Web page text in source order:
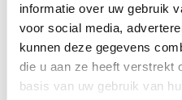
informatie over uw gebruik
voor social media,
kunnen deze gegevens
die u aan ze heeft verstrekt
basis van uw gebruik van
Heb je een vraag?
Of contacteer ons via een van de